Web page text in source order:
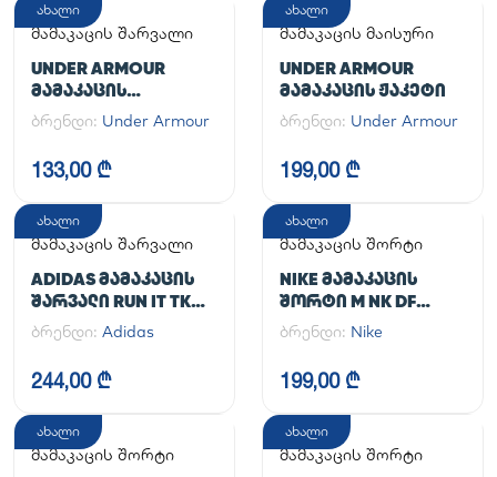
ახალი
მამაკაცის შარვალი
UNDER ARMOUR
ᲛᲐᲛᲐᲙᲐᲪᲘᲡ
ᲡᲞᲝᲠᲢᲣᲚᲘ ᲨᲐᲠᲕᲐᲚᲘ
UA CG ARMOUR
LEGGINGS
ბრენდი: Under Armour
133,00 ₾
ახალი
მამაკაცის მაისური
UNDER ARMOUR
ᲛᲐᲛᲐᲙᲐᲪᲘᲡ ᲟᲐᲙᲔᲢᲘ
ბრენდი: Under Armour
199,00 ₾
ახალი
მამაკაცის შარვალი
ADIDAS ᲛᲐᲛᲐᲙᲐᲪᲘᲡ
ᲨᲐᲠᲕᲐᲚᲘ RUN IT TKO
PANT
ბრენდი: Adidas
244,00 ₾
ახალი
მამაკაცის შორტი
NIKE ᲛᲐᲛᲐᲙᲐᲪᲘᲡ
ᲨᲝᲠᲢᲘ M NK DF
UNLIMITED WVN 7IN
ბრენდი: Nike
199,00 ₾
ახალი
მამაკაცის შორტი
ახალი
მამაკაცის შორტი